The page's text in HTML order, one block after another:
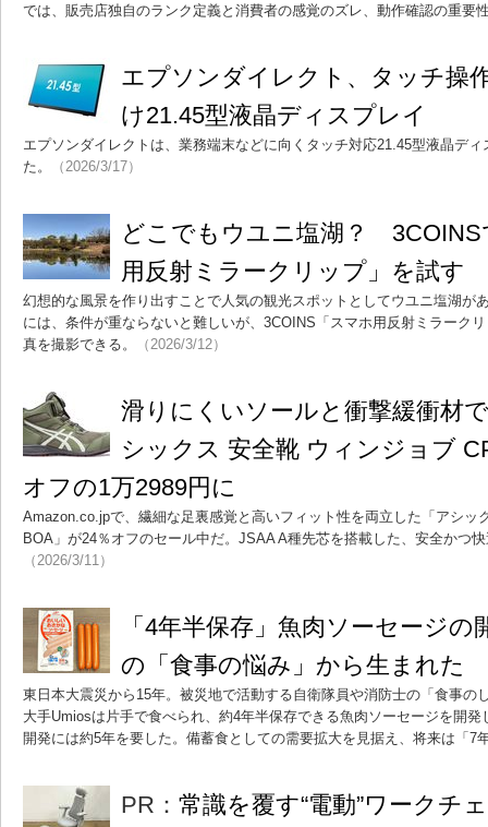
では、販売店独自のランク定義と消費者の感覚のズレ、動作確認の重要
エプソンダイレクト、タッチ操
け21.45型液晶ディスプレイ
エプソンダイレクトは、業務端末などに向くタッチ対応21.45型液晶デ
た。
（2026/3/17）
どこでもウユニ塩湖？ 3COINS
用反射ミラークリップ」を試す
幻想的な風景を作り出すことで人気の観光スポットとしてウユニ塩湖が
には、条件が重ならないと難しいが、3COINS「スマホ用反射ミラーク
真を撮影できる。
（2026/3/12）
滑りにくいソールと衝撃緩衝材
シックス 安全靴 ウィンジョブ
オフの1万2989円に
Amazon.co.jpで、繊細な足裏感覚と高いフィット性を両立した「アシッ
BOA」が24％オフのセール中だ。JSAA A種先芯を搭載した、安全かつ
（2026/3/11）
「4年半保存」魚肉ソーセージ
の「食事の悩み」から生まれた
東日本大震災から15年。被災地で活動する自衛隊員や消防士の「食事の
大手Umiosは片手で食べられ、約4年半保存できる魚肉ソーセージを開
開発には約5年を要した。備蓄食としての需要拡大を見据え、将来は「7
PR： 常識を覆す“電動”ワークチ